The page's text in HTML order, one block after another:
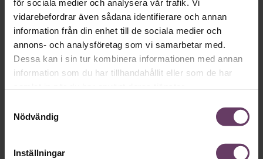
för sociala medier och analysera vår trafik. Vi
vidarebefordrar även sådana identifierare och annan
information från din enhet till de sociala medier och
annons- och analysföretag som vi samarbetar med.
Dessa kan i sin tur kombinera informationen med annan
information som du har tillhandahållit eller som de har
Nödvändig
Inställningar
väljare. Här är det fortfarande den måttfulla
partiledarstilen som går hem, säger
statsvetaren Jenny Madestam: ”Hellre en
tråkig partiledare i foträta skor, än en
känslomässig spelevink i högklackat.”
Ledarskap